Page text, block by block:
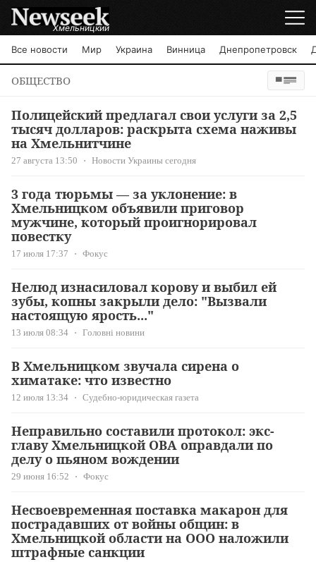
Хмельницкий
Все новости Мир Украина Винница Днепропетровск
ОБЩЕСТВО
Полицейский предлагал свои услуги за 2,5
тысяч долларов: раскрыта схема наживы
на Хмельнитчине
27 августа 13:50 Новости Украины сегодня
3 года тюрьмы — за уклонение: в
Хмельницком объявили приговор
мужчине, который проигнорировал
повестку
17 июля 17:37 Фокус
Нелюд изнасиловал корову и выбил ей
зубы, копны закрыли дело: "Вызвали
настоящую ярость..."
13 июля 08:34 Головні новини
В Хмельницком звучала сирена о
химатаке: что известно
12 июля 13:34 Судебно-юридическая газета
Неправильно составили протокол: экс-
главу Хмельницкой ОВА оправдали по
делу о пьяном вождении
29 июня 16:52 Фокус
Несвоевременная поставка макарон для
пострадавших от войны общин: в
Хмельницкой области на ООО наложили
штрафные санкции